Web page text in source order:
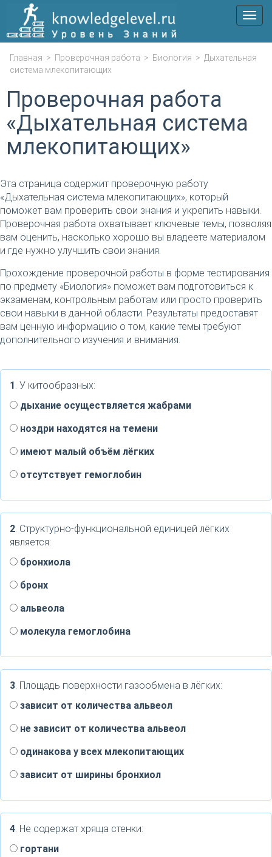
Меню
Главная > Проверочная работа > Биология > Дыхательная
система млекопитающих
Проверочная работа
«Дыхательная система
млекопитающих»
Эта страница содержит проверочную работу
«Дыхательная система млекопитающих», который
поможет вам проверить свои знания и укрепить навыки.
Проверочная работа охватывает ключевые темы, позволяя
вам оценить, насколько хорошо вы владеете материалом
и где нужно улучшить свои знания.
Прохождение проверочной работы в форме тестирования
по предмету «Биология» поможет вам подготовиться к
экзаменам, контрольным работам или просто проверить
свои навыки в данной области. Результаты предоставят
вам ценную информацию о том, какие темы требуют
дополнительного изучения и внимания.
1. У китообразных:
дыхание осуществляется жабрами
ноздри находятся на темени
имеют малый объём лёгких
отсутствует гемоглобин
2. Структурно-функциональной единицей лёгких
является:
бронхиола
бронх
альвеола
молекула гемоглобина
3. Площадь поверхности газообмена в лёгких:
зависит от количества альвеол
не зависит от количества альвеол
одинакова у всех млекопитающих
зависит от ширины бронхиол
4. Не содержат хряща стенки:
гортани